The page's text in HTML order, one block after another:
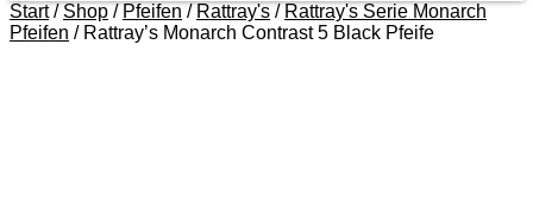
Start/ Shop / Pfeifen / Rattray's / Rattray's Serie Monarch
Pfeifen / Rattray’s Monarch Contrast 5 Black Pfeife